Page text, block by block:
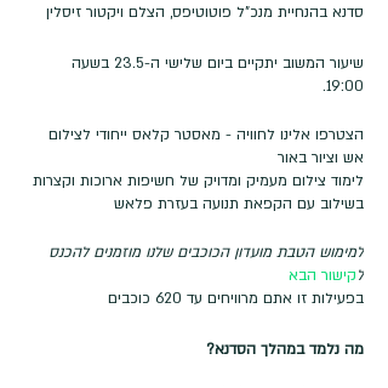
סדנא בהנחיית מנכ"ל פוטוטיפס, הצלם ויקטור זיסלין
שיעור המשוב יתקיים ביום שלישי ה-23.5 בשעה
19:00.
הצטרפו אלינו לחוויה - מאסטר קלאס ייחודי לצילום
אש וציור באור
לימוד צילום מעמיק ומדויק של חשיפות ארוכות וקצרות
בשילוב עם הקפאת תנועה בעזרת פלאש
למימוש הטבת מועדון הכוכבים שלנו מוזמנים להכנס
לקישור הבא
בפעילות זו אתם מרוויחים עד 620 כוכבים
מה נלמד במהלך הסדנא?